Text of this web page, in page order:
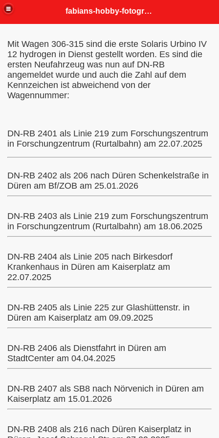
fabians-hobby-fotografien
Mit Wagen 306-315 sind die erste Solaris Urbino IV
12 hydrogen in Dienst gestellt worden. Es sind die
ersten Neufahrzeug was nun auf DN-RB
angemeldet wurde und auch die Zahl auf dem
Kennzeichen ist abweichend von der
Wagennummer:
DN-RB 2401 als Linie 219 zum Forschungszentrum
in Forschungzentrum (Rurtalbahn) am 22.07.2025
DN-RB 2402 als 206 nach Düren Schenkelstraße in
Düren am Bf/ZOB am 25.01.2026
DN-RB 2403 als Linie 219 zum Forschungszentrum
in Forschungzentrum (Rurtalbahn) am 18.06.2025
DN-RB 2404 als Linie 205 nach Birkesdorf
Krankenhaus in Düren am Kaiserplatz am
22.07.2025
DN-RB 2405 als Linie 225 zur Glashüttenstr. in
Düren am Kaiserplatz am 09.09.2025
DN-RB 2406 als Dienstfahrt in Düren am
StadtCenter am 04.04.2025
DN-RB 2407 als SB8 nach Nörvenich in Düren am
Kaiserplatz am 15.01.2026
DN-RB 2408 als 216 nach Düren Kaiserplatz in